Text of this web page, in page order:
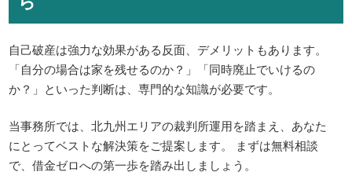
自己破産は強力な効果がある反面、デメリットもあります。
「自分の場合は家を残せるのか？」「同時廃止でいけるの
か？」といった判断は、専門的な知識が必要です。
当事務所では、北九州エリアの裁判所運用を踏まえ、あなた
にとってベストな解決策をご提案します。 まずは無料相談
で、借金ゼロへの第一歩を踏み出しましょう。